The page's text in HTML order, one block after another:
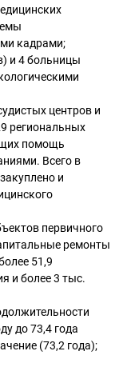
кадрами;
и 4 больницы
центров и
региональных
помощь
Всего в
и
первичного
ремонты
51,9
и более 3 тыс.
до 73,4 года
(73,2 года);